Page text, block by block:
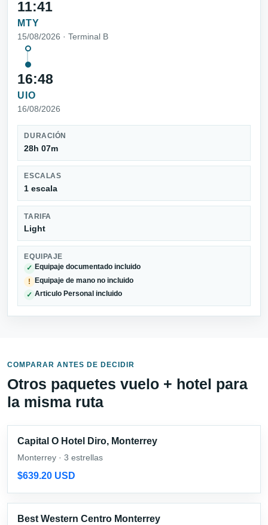
11:41
MTY
15/08/2026 · Terminal B
16:48
UIO
16/08/2026
DURACIÓN
28h 07m
ESCALAS
1 escala
TARIFA
Light
EQUIPAJE
✓ Equipaje documentado incluido
! Equipaje de mano no incluido
✓ Articulo Personal incluido
COMPARAR ANTES DE DECIDIR
Otros paquetes vuelo + hotel para
la misma ruta
Capital O Hotel Diro, Monterrey
Monterrey · 3 estrellas
$639.20 USD
Best Western Centro Monterrey